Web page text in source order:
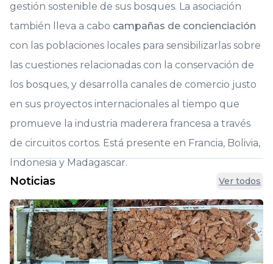
gestión sostenible de sus bosques. La asociación
también lleva a cabo campañas de concienciación
con las poblaciones locales para sensibilizarlas sobre
las cuestiones relacionadas con la conservación de
los bosques, y desarrolla canales de comercio justo
en sus proyectos internacionales al tiempo que
promueve la industria maderera francesa a través
de circuitos cortos. Está presente en Francia, Bolivia,
Indonesia y Madagascar.
Noticias Ver todos